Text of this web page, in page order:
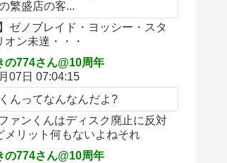
繁盛店の客...
】ゼノブレイド・ヨッシー・スタ
ン未達・・・
の774さん@10周年
07日 07:04:15
んってなんなんだよ?
ァンくんはディスク廃止に反対
メリット何もないよねそれ
の774さん@10周年